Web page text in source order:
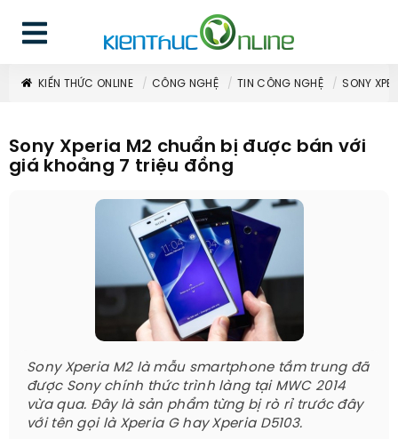
KIẾN THỨC ONLINE CÔNG NGHỆ TIN CÔNG NGHỆ SONY
Sony Xperia M2 chuẩn bị được bán với
giá khoảng 7 triệu đồng
Sony Xperia M2 là mẫu smartphone tầm trung đã
được Sony chính thức trình làng tại MWC 2014
vừa qua. Đây là sản phẩm từng bị rò rỉ trước đây
với tên gọi là Xperia G hay Xperia D5103.